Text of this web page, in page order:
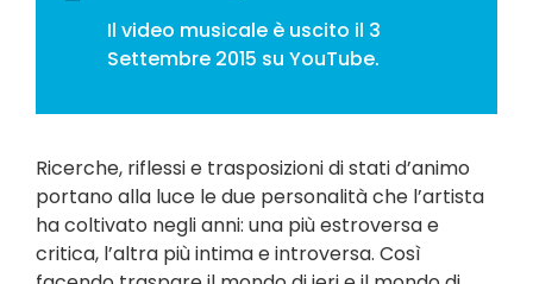
Il video musicale è uscito il 3
Settembre 2015 su YouTube.
Ricerche, riflessi e trasposizioni di stati d’animo
portano alla luce le due personalità che l’artista
ha coltivato negli anni: una più estroversa e
critica, l’altra più intima e introversa. Così